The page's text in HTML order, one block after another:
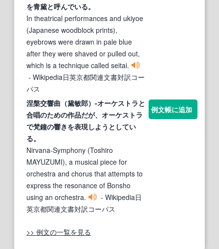
を青黛と呼んでいる。
In theatrical performances and ukiyoe
(Japanese woodblock prints),
eyebrows were drawn in pale blue
after they were shaved or pulled out,
which is a technique called seitai.
- Wikipedia日英京都関連文書対訳コー
パス
涅槃交響曲（黛敏郎）-オーケストラと
合唱のための作品だが、オーケストラ
で梵鐘の響きを表現しようとしてい
る。
Nirvana-Symphony (Toshiro
MAYUZUMI), a musical piece for
orchestra and chorus that attempts to
express the resonance of Bonsho
using an orchestra.
- Wikipedia日
英京都関連文書対訳コーパス
例文帳に追加
>> 例文の一覧を見る